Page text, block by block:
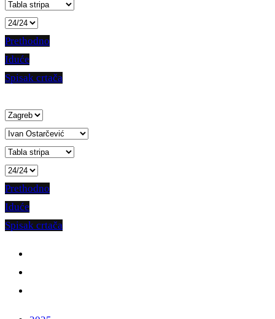
Prethodno
Iduće
Spisak crtača
Prethodno
Iduće
Spisak crtača